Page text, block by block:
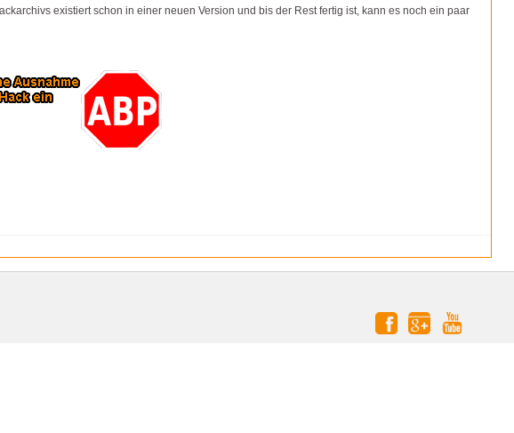
existiert schon in einer neuen Version und bis der Rest fertig ist, kann es noch ein paar